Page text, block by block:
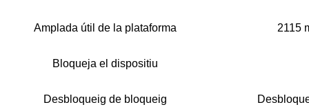
Amplada útil de la plataforma 2115
Bloqueja el dispositiu
Desbloqueig de bloqueig